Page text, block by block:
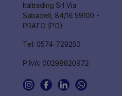
Italtrading Srl Via
Sabadell, 84/16 59100 -
PRATO (PO)
Tel: 0574-729250
P.IVA: 00298620972